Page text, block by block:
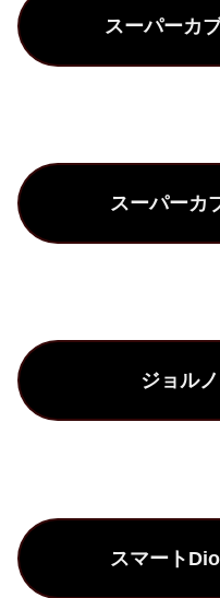
スーパーカ
スーパーカ
ジョルノ
スマート